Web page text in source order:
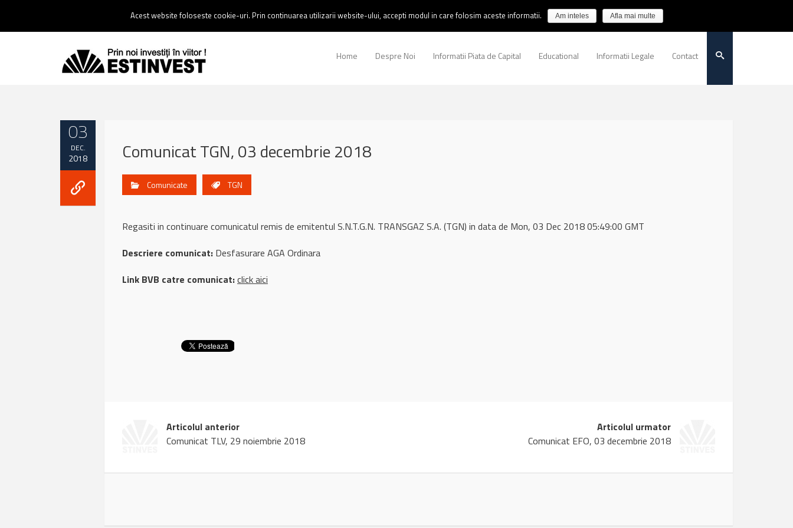
0237 238 900 |Email :contact@estinvest.ro
Home Despre Noi Informatii Piata de Capital Educational Informatii Legale Contact
03
DEC.
2018 Comunicat TGN, 03 decembrie 2018
Comunicate TGN
Regasiti in continuare comunicatul remis de emitentul S.N.T.G.N. TRANSGAZ S.A. (TGN) in data de Mon, 03 Dec 2018 05:49:00 GMT
Descriere comunicat: Desfasurare AGA Ordinara
Link BVB catre comunicat:click aici
Articolul anterior
Comunicat TLV, 29 noiembrie 2018
Articolul urmator
Comunicat EFO, 03 decembrie 2018
Acest website foloseste cookie-uri. Prin continuarea utilizarii website-ului, accepti modul in care folosim aceste informatii. Am inteles Afla mai multe